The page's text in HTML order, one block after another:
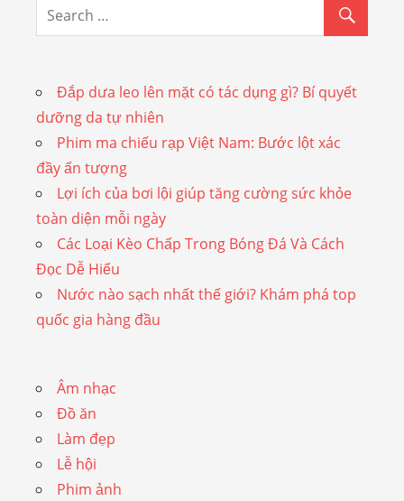
Đắp dưa leo lên mặt có tác dụng gì? Bí quyết
dưỡng da tự nhiên
Phim ma chiếu rạp Việt Nam: Bước lột xác
đầy ấn tượng
Lợi ích của bơi lội giúp tăng cường sức khỏe
toàn diện mỗi ngày
Các Loại Kèo Chấp Trong Bóng Đá Và Cách
Đọc Dễ Hiểu
Nước nào sạch nhất thế giới? Khám phá top
quốc gia hàng đầu
Âm nhạc
Đồ ăn
Làm đẹp
Lễ hội
Phim ảnh